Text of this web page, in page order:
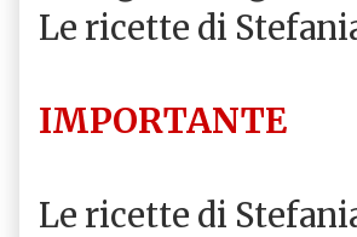
Le ricette di
IMPORTANTE
Le ricette di